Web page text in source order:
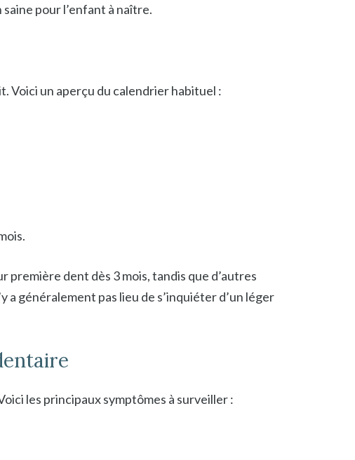
pour l’enfant à naître.
Voici un aperçu du calendrier habituel :
dent dès 3 mois, tandis que d’autres
a généralement pas lieu de s’inquiéter d’un léger
les principaux symptômes à surveiller :